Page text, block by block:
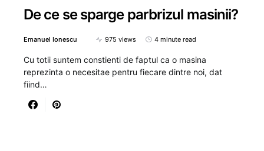
De ce se sparge parbrizul masinii?
Emanuel Ionescu 975 views 4 minute read
Cu totii suntem constienti de faptul ca o masina
reprezinta o necesitae pentru fiecare dintre noi, dat
fiind…